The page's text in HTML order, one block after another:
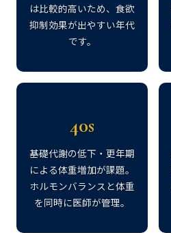
は比較的高いため、食欲
抑制効果が出やすい年代
です。
40s
基礎代謝の低下・更年期
による体重増加が課題。
ホルモンバランスと体重
を同時に医師が管理。